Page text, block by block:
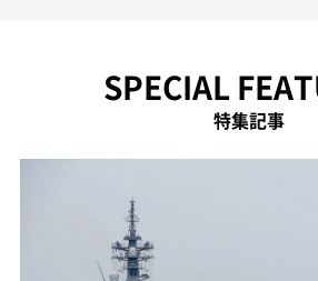
SPECIAL
特集記事